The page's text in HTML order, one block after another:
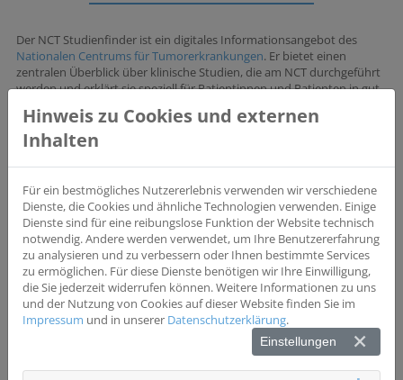
Der NCT Studienfinder ist ein digitales Informationsangebot des
Nationalen Centrums für Tumorerkrankungen. Er bietet einen
zentralen Überblick über klinische Studien, die am NCT durchgeführt
werden und erklärt sie speziell für Patientinnen und Patienten in gut
Das Ziel des NCT ist es, Patientinnen und Patienten einen besseren
und gleichzeitig ihre Lebensqualität zu verbessern. Deshalb werden
die Perspektiven und Bedürfnisse von Patientinnen und Patienten
auch bei der Entwicklung und Durchführung der Studien
berücksichtigt.
Hier gelangen Sie zumNCT-Studienfinder.
Hinweis zu Cookies und externen
Inhalten
Für ein bestmögliches Nutzererlebnis verwenden wir verschiedene
Dienste, die Cookies und ähnliche Technologien verwenden. Einige
Dienste sind für eine reibungslose Funktion der Website technisch
notwendig. Andere werden verwendet, um Ihre Benutzererfahrung
zu analysieren und zu verbessern oder Ihnen bestimmte Services
zu ermöglichen. Für diese Dienste benötigen wir Ihre Einwilligung,
die Sie jederzeit widerrufen können. Weitere Informationen zu uns
und der Nutzung von Cookies auf dieser Website finden Sie im
Impressum und in unserer Datenschutzerklärung.
Einstellungen